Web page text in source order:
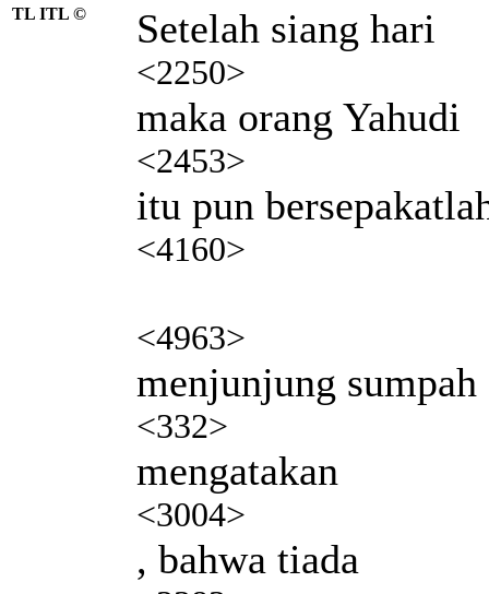
TL ITL © Setelah siang hari
<2250>
maka orang Yahudi
<2453>
itu pun
<4160>
<4963>
menjunjung sumpah
<332>
mengatakan
<3004>
, bahwa tiada